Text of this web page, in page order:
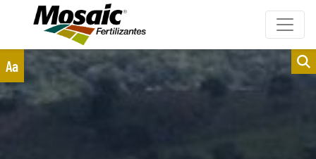
Clientes
Fornecedores
Aa